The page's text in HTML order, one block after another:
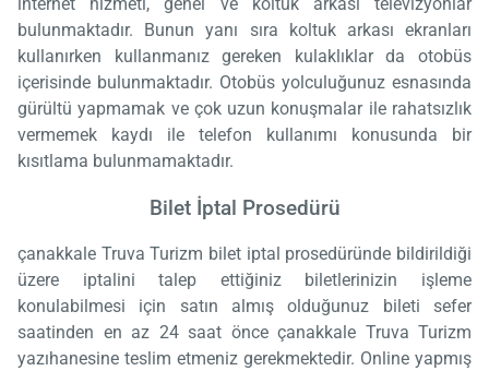
bulunmaktadır. Bunun yanı sıra koltuk arkası ekranları
kullanırken kullanmanız gereken kulaklıklar da otobüs
içerisinde bulunmaktadır. Otobüs yolculuğunuz esnasında
gürültü yapmamak ve çok uzun konuşmalar ile rahatsızlık
vermemek kaydı ile telefon kullanımı konusunda bir
kısıtlama bulunmamaktadır.
Bilet İptal Prosedürü
çanakkale Truva Turizm bilet iptal prosedüründe bildirildiği
üzere iptalini talep ettiğiniz biletlerinizin işleme
konulabilmesi için satın almış olduğunuz bileti sefer
saatinden en az 24 saat önce çanakkale Truva Turizm
yazıhanesine teslim etmeniz gerekmektedir. Online yapmış